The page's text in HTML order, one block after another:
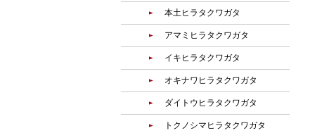
本土ヒラタクワガタ
アマミヒラタクワガタ
イキヒラタクワガタ
オキナワヒラタクワガタ
ダイトウヒラタクワガタ
トクノシマヒラタクワガタ